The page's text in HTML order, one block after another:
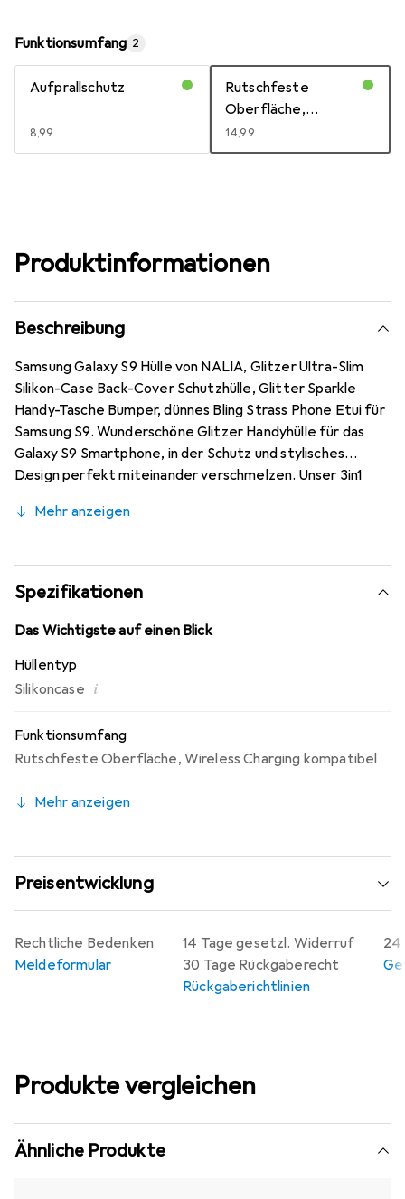
Funktionsumfang 2
Aufprallschutz
EUR
8,99
Rutschfeste
Oberfläche,
Wireless Charging
kompatibel
EUR
14,99
Produktinformationen
Beschreibung
Samsung Galaxy S9 Hülle von NALIA, Glitzer Ultra-Slim
Silikon-Case Back-Cover Schutzhülle, Glitter Sparkle
Handy-Tasche Bumper, dünnes Bling Strass Phone Etui für
Samsung S9. Wunderschöne Glitzer Handyhülle für das
Galaxy S9 Smartphone, in der Schutz und stylisches
Design perfekt miteinander verschmelzen. Unser 3in1
Smartphone bestmöglich zu schützen (hochwertiges TPU
Silikon weist eine hohe Haltbarkeit und
Formbeständigkeit auf, dank der das Handy nicht nur sehr
gut und rutschfest in der Hand liegt, sondern auch das
Anbringen sowie das Entfernen des Schutzcovers
verleiht Ihrem Galaxy S9 einen eindrucksvollen und
einzigartigen Look. Ein super Leichtgewicht im
Mehr anzeigen
Spezifikationen
Das Wichtigste auf einen Blick
Hüllentyp
Silikoncase i
Funktionsumfang
Rutschfeste Oberfläche, Wireless Charging kompatibel
Mehr anzeigen
Preisentwicklung
14 Tage gesetzl. Widerruf
30 Tage Rückgaberecht
Rückgaberichtlinien
24
Rechtliche Bedenken
Meldeformular
Produkte vergleichen
Ähnliche Produkte